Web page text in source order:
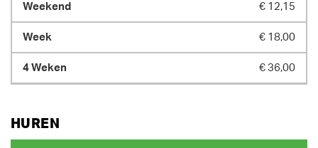
€ 12,15
€ 18,00
€ 36,00
HUREN